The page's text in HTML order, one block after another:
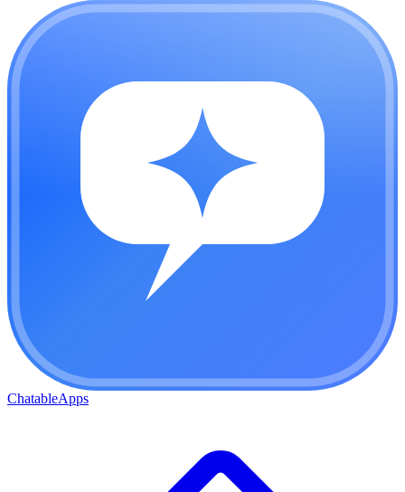
ChatableApps